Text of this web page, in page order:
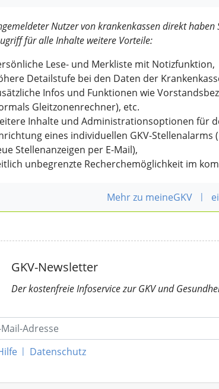
Nutzer von krankenkassen direkt haben
für alle Inhalte weitere Vorteile:
Lese- und Merkliste mit Notizfunktion,
Detailstufe bei den Daten der
Infos und Funktionen wie
Gleitzonenrechner), etc.
Inhalte und Administrationsoptionen für
eines individuellen GKV-
Stellenanzeigen per E-Mail),
unbegrenzte Recherchemöglichkeit im
Mehr zu meineGKV |
GKV-Newsletter
Der kostenfreie Infoservicezur GKVund
| Datenschutz